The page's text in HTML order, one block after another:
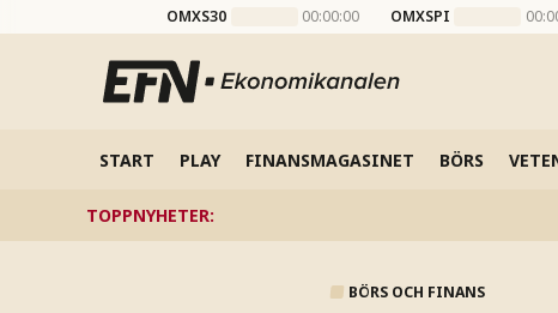
OMXS30 00:00:00 OMXSPI
START PLAY FINANSMAGASINET BÖRS
TOPPNYHETER:
BÖRS OCH FINANS